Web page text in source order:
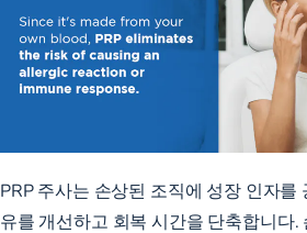
PRP 주사는 손상된 조직에 성장 인자를
유를 개선하고 회복 시간을 단축합니다.